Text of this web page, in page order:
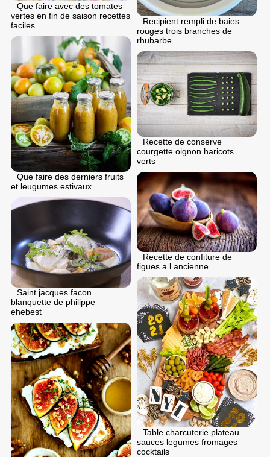
Que faire avec des tomates
vertes en fin de saison recettes
faciles
Recipient rempli de baies
rouges trois branches de
rhubarbe
Que faire des derniers fruits
et leugumes estivaux
Recette de conserve
courgette oignon haricots
verts
Recette de confiture de
figues a l ancienne
Saint jacques facon
blanquette de philippe
ehebest
Table charcuterie plateau
sauces legumes fromages
cocktails